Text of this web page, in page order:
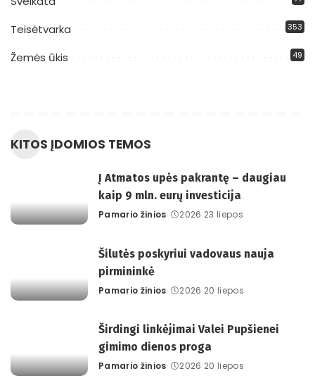
Teisėtvarka 353
Žemės ūkis 49
KITOS ĮDOMIOS TEMOS
Į Atmatos upės pakrantę – daugiau
kaip 9 mln. eurų investicija
Posted
Pamario žinios 2026 23 liepos
Šilutės poskyriui vadovaus nauja
pirmininkė
Posted
Pamario žinios 2026 20 liepos
Širdingi linkėjimai Valei Pupšienei
gimimo dienos proga
Posted
Pamario žinios 2026 20 liepos